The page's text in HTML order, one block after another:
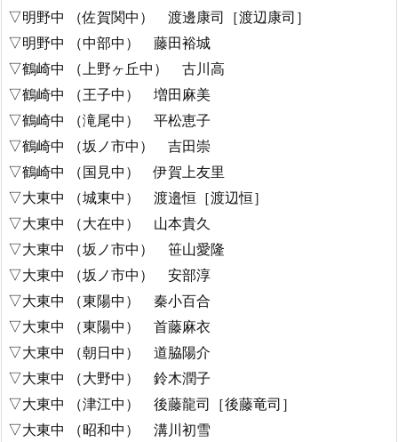
▽明野中 （佐賀関中） 渡邊康司［渡辺康司］
▽明野中 （中部中） 藤田裕城
▽鶴崎中 （上野ヶ丘中） 古川高
▽鶴崎中 （王子中） 増田麻美
▽鶴崎中 （滝尾中） 平松恵子
▽鶴崎中 （坂ノ市中） 吉田崇
▽鶴崎中 （国見中） 伊賀上友里
▽大東中 （城東中） 渡邉恒［渡辺恒］
▽大東中 （大在中） 山本貴久
▽大東中 （坂ノ市中） 笹山愛隆
▽大東中 （坂ノ市中） 安部淳
▽大東中 （東陽中） 秦小百合
▽大東中 （東陽中） 首藤麻衣
▽大東中 （朝日中） 道脇陽介
▽大東中 （大野中） 鈴木潤子
▽大東中 （津江中） 後藤龍司［後藤竜司］
▽大東中 （昭和中） 溝川初雪